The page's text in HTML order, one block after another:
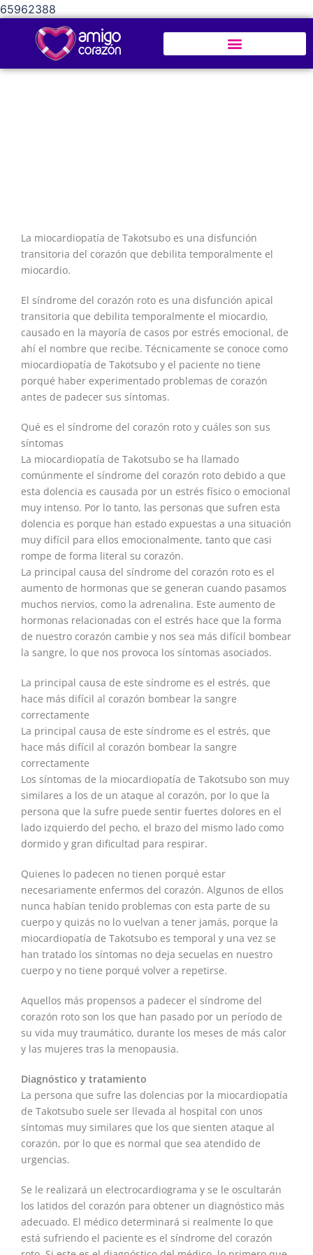
65962388
La miocardiopatía de Takotsubo es una disfunción
transitoria del corazón que debilita temporalmente el
miocardio.
El síndrome del corazón roto es una disfunción apical
transitoria que debilita temporalmente el miocardio,
causado en la mayoría de casos por estrés emocional, de
ahí el nombre que recibe. Técnicamente se conoce como
miocardiopatía de Takotsubo y el paciente no tiene
porqué haber experimentado problemas de corazón
antes de padecer sus síntomas.
Qué es el síndrome del corazón roto y cuáles son sus
síntomas
La miocardiopatía de Takotsubo se ha llamado
comúnmente el síndrome del corazón roto debido a que
esta dolencia es causada por un estrés físico o emocional
muy intenso. Por lo tanto, las personas que sufren esta
dolencia es porque han estado expuestas a una situación
muy difícil para ellos emocionalmente, tanto que casi
rompe de forma literal su corazón.
La principal causa del síndrome del corazón roto es el
aumento de hormonas que se generan cuando pasamos
muchos nervios, como la adrenalina. Este aumento de
hormonas relacionadas con el estrés hace que la forma
de nuestro corazón cambie y nos sea más difícil bombear
la sangre, lo que nos provoca los síntomas asociados.
La principal causa de este síndrome es el estrés, que
hace más difícil al corazón bombear la sangre
correctamente
La principal causa de este síndrome es el estrés, que
hace más difícil al corazón bombear la sangre
correctamente
Los síntomas de la miocardiopatía de Takotsubo son muy
similares a los de un ataque al corazón, por lo que la
persona que la sufre puede sentir fuertes dolores en el
lado izquierdo del pecho, el brazo del mismo lado como
dormido y gran dificultad para respirar.
Quienes lo padecen no tienen porqué estar
necesariamente enfermos del corazón. Algunos de ellos
nunca habían tenido problemas con esta parte de su
cuerpo y quizás no lo vuelvan a tener jamás, porque la
miocardiopatía de Takotsubo es temporal y una vez se
han tratado los síntomas no deja secuelas en nuestro
cuerpo y no tiene porqué volver a repetirse.
Aquellos más propensos a padecer el síndrome del
corazón roto son los que han pasado por un período de
su vida muy traumático, durante los meses de más calor
y las mujeres tras la menopausia.
Diagnóstico y tratamiento
La persona que sufre las dolencias por la miocardiopatía
de Takotsubo suele ser llevada al hospital con unos
síntomas muy similares que los que sienten ataque al
corazón, por lo que es normal que sea atendido de
urgencias.
Se le realizará un electrocardiograma y se le oscultarán
los latidos del corazón para obtener un diagnóstico más
adecuado. El médico determinará si realmente lo que
está sufriendo el paciente es el síndrome del corazón